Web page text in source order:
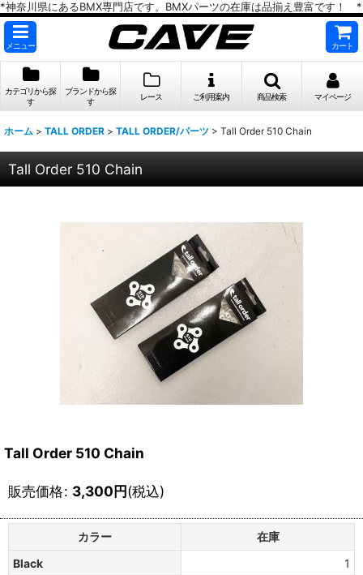
*神奈川県にあるBMX専門店です。BMXパーツの在庫は品揃え豊富です！ *
メニュー カート
カテゴリから探
す
ブランドから探
す
レース ご利用案内 商品検索 マイページ
ホーム > TALL ORDER > TALL ORDER/パーツ > Tall Order 510 Chain
Tall Order 510 Chain
Tall Order 510 Chain
販売価格: 3,300円(税込)
カラー
在庫
Black
1